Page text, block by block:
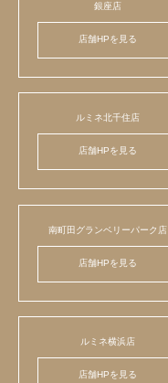
銀座店
店舗HPを見る
ルミネ北千住店
店舗HPを見る
南町田グランベリーパーク店
店舗HPを見る
ルミネ横浜店
店舗HPを見る